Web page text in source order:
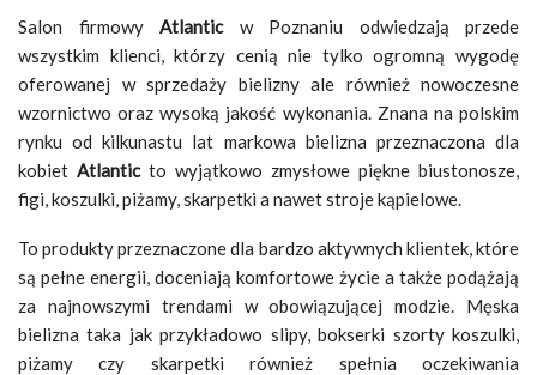
Salon firmowy Atlanticw Poznaniu odwiedzają przede
wszystkim klienci, którzy cenią nie tylko ogromną wygodę
oferowanej w sprzedaży bielizny ale również nowoczesne
wzornictwo oraz wysoką jakość wykonania. Znana na polskim
rynku od kilkunastu lat markowa bielizna przeznaczona dla
kobiet Atlanticto wyjątkowo zmysłowe piękne biustonosze,
figi, koszulki, piżamy, skarpetki a nawet stroje kąpielowe.
To produkty przeznaczone dla bardzo aktywnych klientek, które
są pełne energii, doceniają komfortowe życie a także podążają
za najnowszymi trendami w obowiązującej modzie. Męska
bielizna taka jak przykładowo slipy, bokserki szorty koszulki,
piżamy czy skarpetki również spełnia oczekiwania